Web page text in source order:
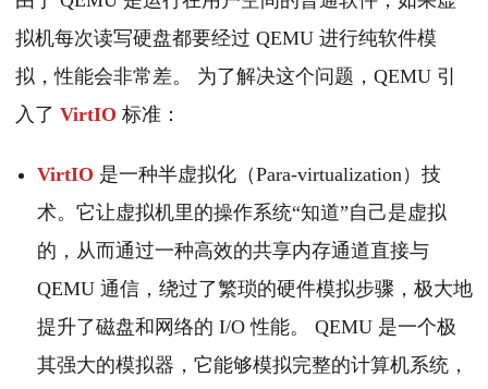
拟机每次读写硬盘都要经过 QEMU 进行纯软件模
拟，性能会非常差。 为了解决这个问题，QEMU 引
入了 VirtIO 标准：
VirtIO 是一种半虚拟化（Para-virtualization）技
术。它让虚拟机里的操作系统“知道”自己是虚拟
的，从而通过一种高效的共享内存通道直接与
QEMU 通信，绕过了繁琐的硬件模拟步骤，极大地
提升了磁盘和网络的 I/O 性能。 QEMU 是一个极
其强大的模拟器，它能够模拟完整的计算机系统，